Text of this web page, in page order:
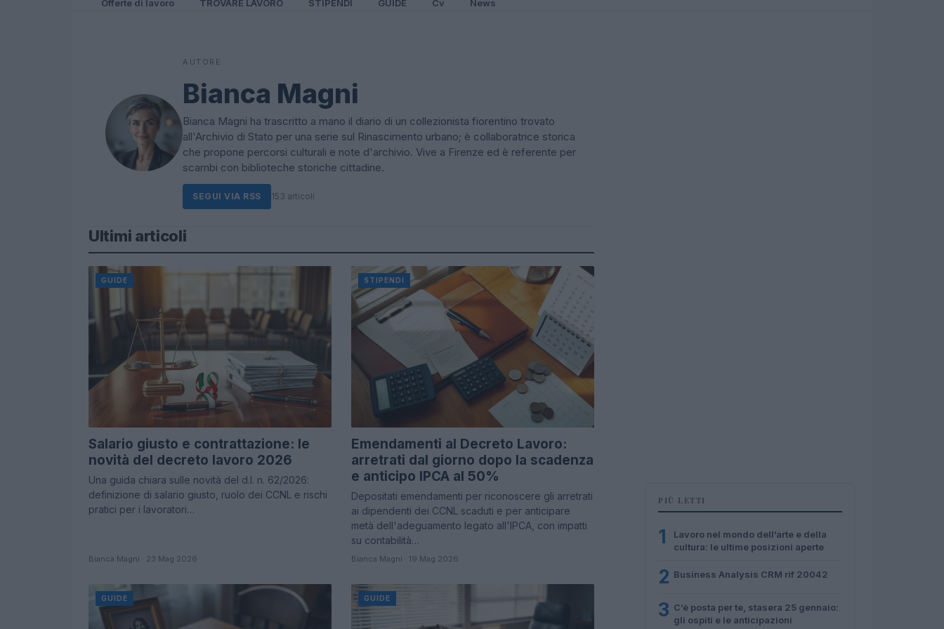
Offerte di lavoro TROVARE LAVORO STIPENDI GUIDE Cv News
AUTORE
Bianca Magni
Bianca Magni ha trascritto a mano il diario di un collezionista fiorentino trovato
all'Archivio di Stato per una serie sul Rinascimento urbano; è collaboratrice storica
che propone percorsi culturali e note d'archivio. Vive a Firenze ed è referente per
scambi con biblioteche storiche cittadine.
SEGUI VIA RSS 153 articoli
Ultimi articoli
GUIDE
Salario giusto e contrattazione: le
novità del decreto lavoro 2026
Una guida chiara sulle novità del d.l. n. 62/2026:
definizione di salario giusto, ruolo dei CCNL e rischi
pratici per i lavoratori…
Bianca Magni · 23 Mag 2026
STIPENDI
Emendamenti al Decreto Lavoro:
arretrati dal giorno dopo la scadenza
e anticipo IPCA al 50%
Depositati emendamenti per riconoscere gli arretrati
ai dipendenti dei CCNL scaduti e per anticipare
metà dell'adeguamento legato all'IPCA, con impatti
su contabilità…
Bianca Magni · 19 Mag 2026
GUIDE GUIDE
PIÙ LETTI
1
Lavoro nel mondo dell’arte e della
cultura: le ultime posizioni aperte
2 Business Analysis CRM rif 20042
3 C’è posta per te, stasera 25 gennaio:
gli ospiti e le anticipazioni